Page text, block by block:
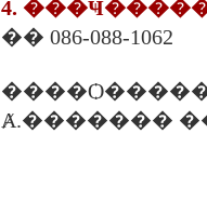
�� 086-088-1062
Ⱥ.�������